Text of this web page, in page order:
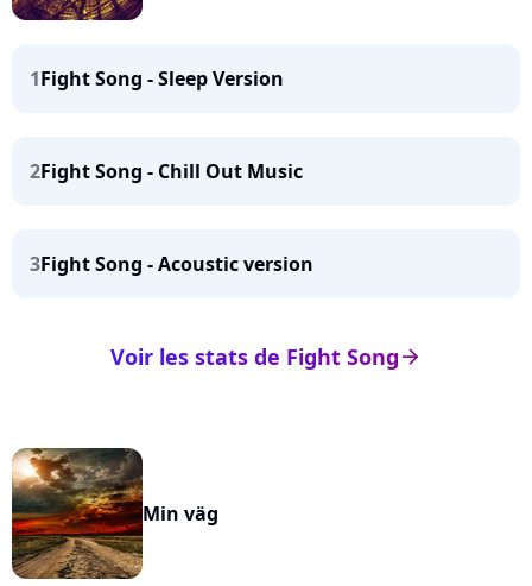
1Fight Song - Sleep Version
2Fight Song - Chill Out Music
3Fight Song - Acoustic version
arrow_right
Voir les stats de Fight Song
Min väg